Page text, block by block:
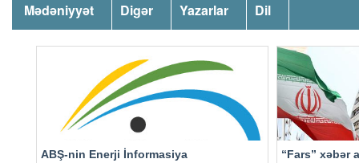
Mədəniyyət
Digər Yazarlar Dil
ABŞ-nin Enerji İnformasiya
“Fars” xəbər